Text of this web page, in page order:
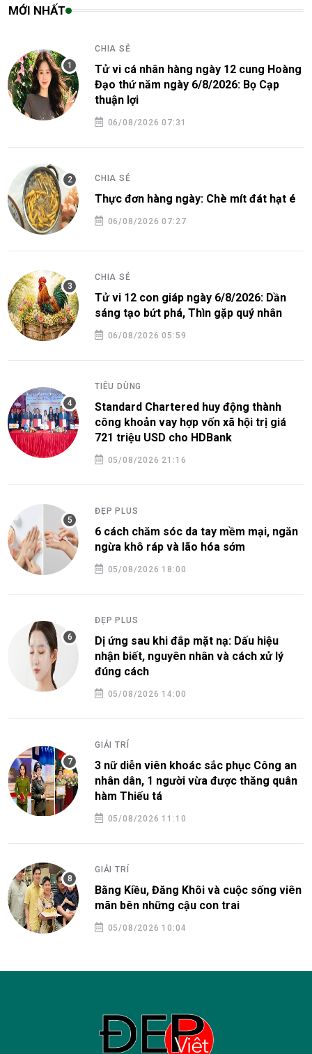
MỚI NHẤT
CHIA SẺ
Tử vi cá nhân hàng ngày 12 cung Hoàng
Đạo thứ năm ngày 6/8/2026: Bọ Cạp
thuận lợi
06/08/2026 07:31
CHIA SẺ
Thực đơn hàng ngày: Chè mít đát hạt é
06/08/2026 07:27
CHIA SẺ
Tử vi 12 con giáp ngày 6/8/2026: Dần
sáng tạo bứt phá, Thìn gặp quý nhân
06/08/2026 05:59
TIÊU DÙNG
Standard Chartered huy động thành
công khoản vay hợp vốn xã hội trị giá
721 triệu USD cho HDBank
05/08/2026 21:16
ĐẸP PLUS
6 cách chăm sóc da tay mềm mại, ngăn
ngừa khô ráp và lão hóa sớm
05/08/2026 18:00
ĐẸP PLUS
Dị ứng sau khi đắp mặt nạ: Dấu hiệu
nhận biết, nguyên nhân và cách xử lý
đúng cách
05/08/2026 14:00
GIẢI TRÍ
3 nữ diễn viên khoác sắc phục Công an
nhân dân, 1 người vừa được thăng quân
hàm Thiếu tá
05/08/2026 11:10
GIẢI TRÍ
Bằng Kiều, Đăng Khôi và cuộc sống viên
mãn bên những cậu con trai
05/08/2026 10:04